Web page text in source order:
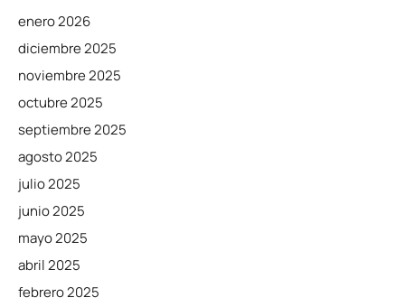
enero 2026
diciembre 2025
noviembre 2025
octubre 2025
septiembre 2025
agosto 2025
julio 2025
junio 2025
mayo 2025
abril 2025
febrero 2025